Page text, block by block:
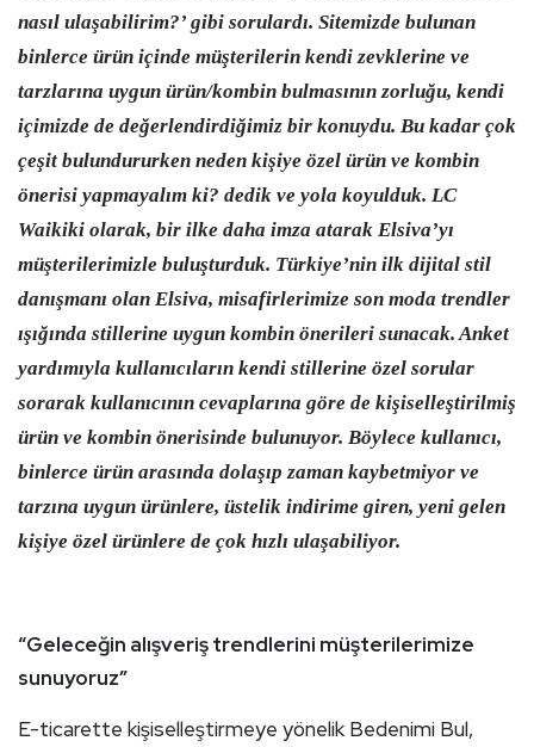
nasıl ulaşabilirim?’ gibi sorulardı. Sitemizde bulunan
binlerce ürün içinde müşterilerin kendi zevklerine ve
tarzlarına uygun ürün/kombin bulmasının zorluğu, kendi
içimizde de değerlendirdiğimiz bir konuydu. Bu kadar çok
çeşit bulundururken neden kişiye özel ürün ve kombin
önerisi yapmayalım ki? dedik ve yola koyulduk. LC
Waikiki olarak, bir ilke daha imza atarak Elsiva’yı
müşterilerimizle buluşturduk. Türkiye’nin ilk dijital stil
danışmanı olan Elsiva, misafirlerimize son moda trendler
ışığında stillerine uygun kombin önerileri sunacak. Anket
yardımıyla kullanıcıların kendi stillerine özel sorular
sorarak kullanıcının cevaplarına göre de kişiselleştirilmiş
ürün ve kombin önerisinde bulunuyor. Böylece kullanıcı,
binlerce ürün arasında dolaşıp zaman kaybetmiyor ve
tarzına uygun ürünlere, üstelik indirime giren, yeni gelen
kişiye özel ürünlere de çok hızlı ulaşabiliyor.
“Geleceğin alışveriş trendlerini müşterilerimize
sunuyoruz”
E-ticarette kişiselleştirmeye yönelik Bedenimi Bul,